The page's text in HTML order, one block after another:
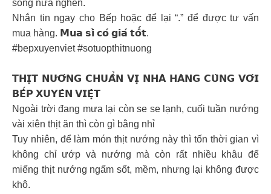
sống nữa nghen.
Nhắn tin ngay cho Bếp hoặc để lại “.” để được tư vấn
mua hàng. 𝗠𝘂𝗮 𝘀𝗶̉ 𝗰𝗼́ 𝗴𝗶𝗮́ 𝘁𝗼̂́𝘁.
#bepxuyenviet #sotuopthitnuong
𝗧𝗛𝗜̣𝗧 𝗡𝗨̛𝗢̛́𝗡𝗚 𝗖𝗛𝗨𝗔̂̉𝗡 𝗩𝗜̣ 𝗡𝗛𝗔̀ 𝗛𝗔̀𝗡𝗚 𝗖𝗨̀𝗡𝗚 𝗩𝗢̛́𝗜
𝗕𝗘̂́𝗣 𝗫𝗨𝗬𝗘̂𝗡 𝗩𝗜𝗘̣̂𝗧
Ngoài trời đang mưa lại còn se se lạnh, cuối tuần nướng
vài xiên thịt ăn thì còn gì bằng nhỉ
Tuy nhiên, để làm món thịt nướng này thì tốn thời gian vì
không chỉ ướp và nướng mà còn rất nhiều khâu để
miếng thịt nướng ngấm sốt, mềm, nhưng lại không được
khô.